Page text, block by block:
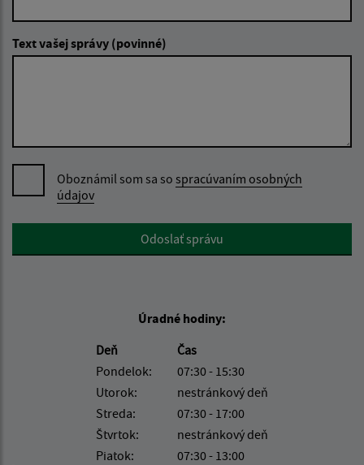
Text vašej správy (povinné)
Oboznámil som sa so spracúvaním osobných
údajov
Google reCaptcha ResponseOdoslať správu
Úradné hodiny:
Deň
Čas
Pondelok:
07:30 - 15:30
Utorok:
nestránkový deň
Streda:
07:30 - 17:00
Štvrtok:
nestránkový deň
Piatok:
07:30 - 13:00